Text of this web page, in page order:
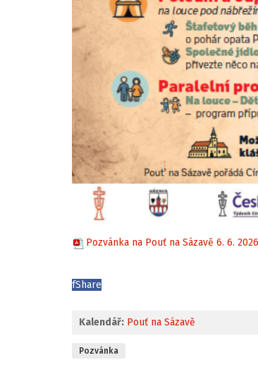
Pozvánka na Pouť na Sázavě 6. 6. 2026
fShare
Kalendář: Pouť na Sázavě
Pozvánka